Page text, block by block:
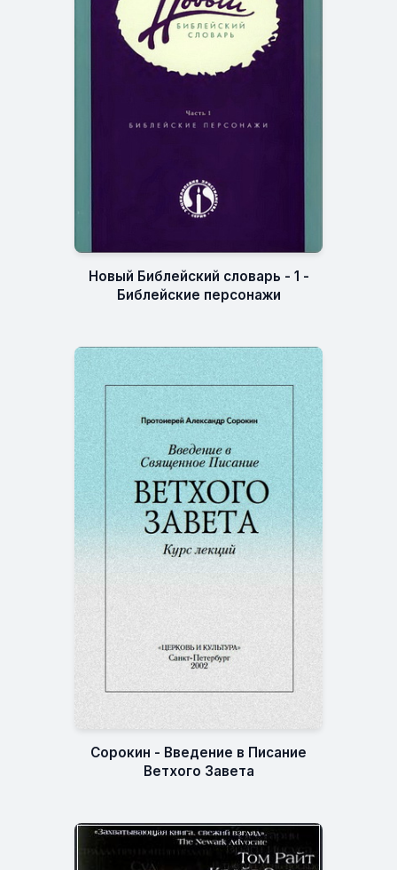
Новый Библейский словарь - 1 -
Библейские персонажи
Сорокин - Введение в Писание
Ветхого Завета